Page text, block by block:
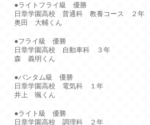
●ライトフライ級 優勝
日章学園高校 普通科 教養コース ２年
奥田 大輔くん
●フライ級 優勝
日章学園高校 自動車科 ３年
森 義明くん
●バンタム級 優勝
日章学園高校 電気科 １年
井上 颯くん
●ライト級 優勝
日章学園高校 調理科 ２年